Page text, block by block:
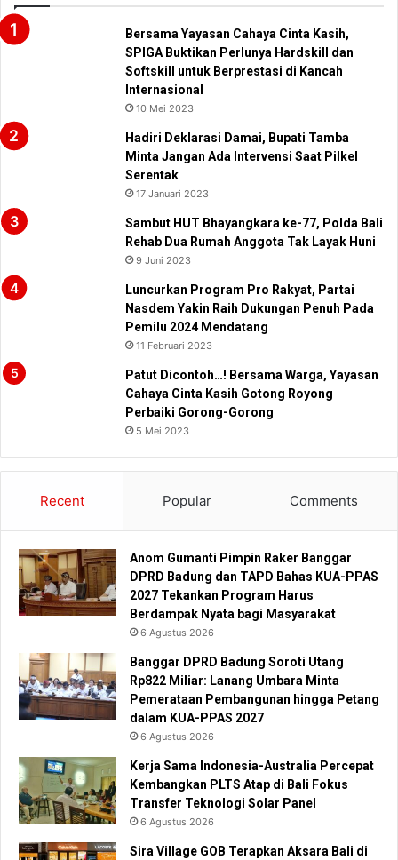
Bersama Yayasan Cahaya Cinta Kasih,
SPIGA Buktikan Perlunya Hardskill dan
Softskill untuk Berprestasi di Kancah
Internasional
10 Mei 2023
Hadiri Deklarasi Damai, Bupati Tamba
Minta Jangan Ada Intervensi Saat Pilkel
Serentak
17 Januari 2023
Sambut HUT Bhayangkara ke-77, Polda Bali
Rehab Dua Rumah Anggota Tak Layak Huni
9 Juni 2023
Luncurkan Program Pro Rakyat, Partai
Nasdem Yakin Raih Dukungan Penuh Pada
Pemilu 2024 Mendatang
11 Februari 2023
Patut Dicontoh…! Bersama Warga, Yayasan
Cahaya Cinta Kasih Gotong Royong
Perbaiki Gorong-Gorong
5 Mei 2023
Recent Popular Comments
Anom Gumanti Pimpin Raker Banggar
DPRD Badung dan TAPD Bahas KUA-PPAS
2027 Tekankan Program Harus
Berdampak Nyata bagi Masyarakat
6 Agustus 2026
Banggar DPRD Badung Soroti Utang
Rp822 Miliar: Lanang Umbara Minta
Pemerataan Pembangunan hingga Petang
dalam KUA-PPAS 2027
6 Agustus 2026
Kerja Sama Indonesia-Australia Percepat
Kembangkan PLTS Atap di Bali Fokus
Transfer Teknologi Solar Panel
6 Agustus 2026
Sira Village GOB Terapkan Aksara Bali di